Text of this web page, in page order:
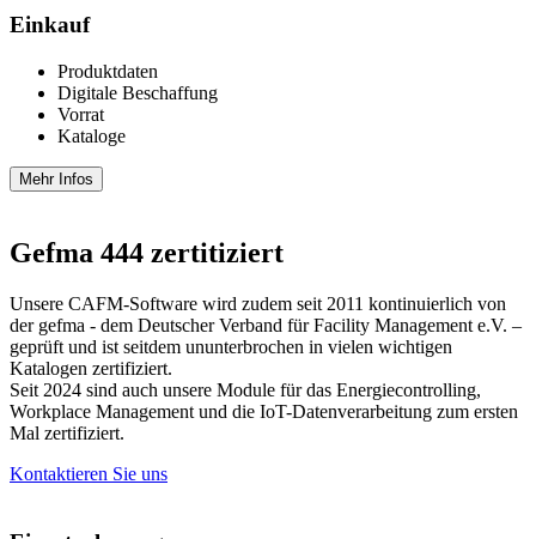
Einkauf
Produktdaten
Digitale Beschaffung
Vorrat
Kataloge
Mehr Infos
Gefma 444 zertitiziert
Unsere CAFM-Software wird zudem seit 2011 kontinuierlich von
der gefma - dem Deutscher Verband für Facility Management e.V. –
geprüft und ist seitdem ununterbrochen in vielen wichtigen
Katalogen zertifiziert.
Seit 2024 sind auch unsere Module für das Energiecontrolling,
Workplace Management und die IoT-Datenverarbeitung zum ersten
Mal zertifiziert.
Kontaktieren Sie uns